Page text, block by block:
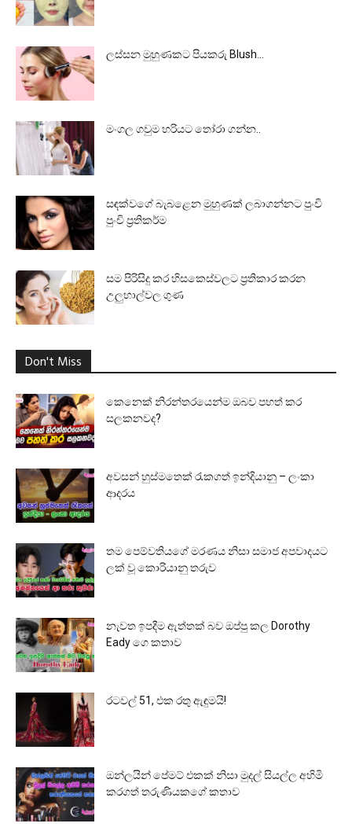
ලස්සන මුහුණකට පියකරු Blush…
මංගල ගවුම හරියට තෝරා ගන්න..
සඳක්වගේ බැබළෙන මුහුණක් ලබාගන්නට පුංචි
පුංචි ප්‍රතිකර්ම
සම පිරිසිදු කර හිසකෙස්වලට ප්‍රතිකාර කරන
උලුහාල්වල ගුණ
Don't Miss
කෙනෙක් නිරන්තරයෙන්ම ඔබව පහත් කර
සලකනවද?
අවසන් හුස්මතෙක් රැකගත් ඉන්දියානු – ලංකා
ආදරය
තම පෙම්වතියගේ මරණය නිසා සමාජ අපවාදයට
ලක් වූ කොරියානු තරුව
නැවත ඉපදීම ඇත්තක් බව ඔප්පු කල Dorothy
Eady ගෙ කතාව
රටවල් 51, එක රතු ඇඳුමයි!
ඔන්ලයින් පේමට් එකක් නිසා මුදල් සියල්ල අහිමි
කරගත් තරුණියකගේ කතාව